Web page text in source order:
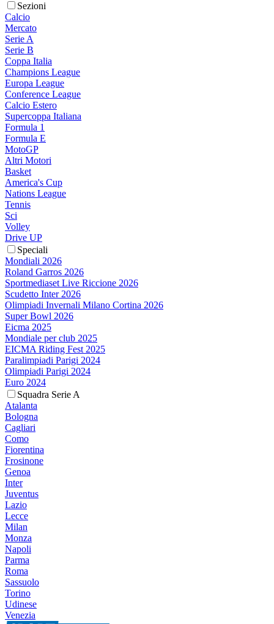
Sezioni
Calcio
Mercato
Serie A
Serie B
Coppa Italia
Champions League
Europa League
Conference League
Calcio Estero
Supercoppa Italiana
Formula 1
Formula E
MotoGP
Altri Motori
Basket
America's Cup
Nations League
Tennis
Sci
Volley
Drive UP
Speciali
Mondiali 2026
Roland Garros 2026
Sportmediaset Live Riccione 2026
Scudetto Inter 2026
Olimpiadi Invernali Milano Cortina 2026
Super Bowl 2026
Eicma 2025
Mondiale per club 2025
EICMA Riding Fest 2025
Paralimpiadi Parigi 2024
Olimpiadi Parigi 2024
Euro 2024
Squadra Serie A
Atalanta
Bologna
Cagliari
Como
Fiorentina
Frosinone
Genoa
Inter
Juventus
Lazio
Lecce
Milan
Monza
Napoli
Parma
Roma
Sassuolo
Torino
Udinese
Venezia